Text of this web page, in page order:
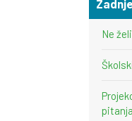
Ne